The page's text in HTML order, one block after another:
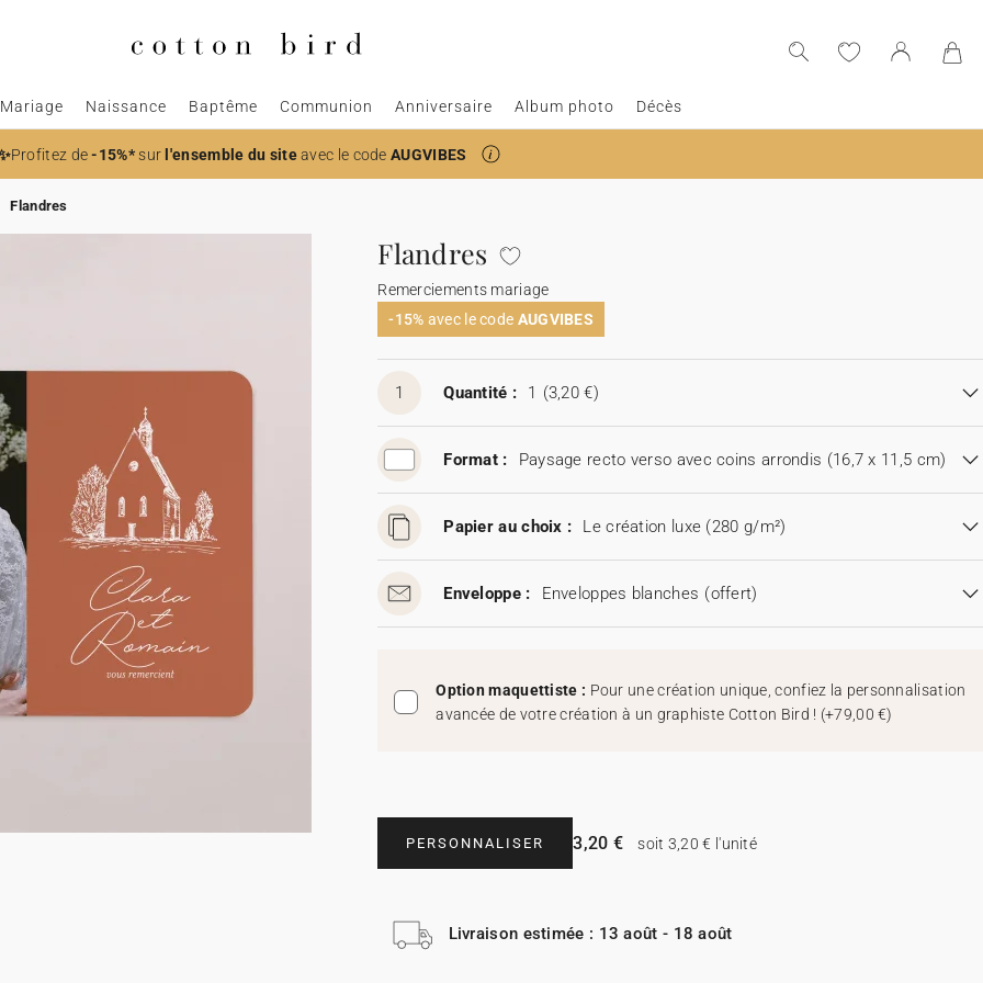
Mariage Naissance Baptême Communion Anniversaire Album photo Décès
Profitez de-15%*surl'ensemble du siteavec le code AUGVIBES
Flandres
Flandres
Remerciements mariage
-15% avec le code AUGVIBES
1 Quantité : 1 (3,20 €)
Format : Paysage recto verso avec coins arrondis (16,7 x 11,5 cm)
Papier au choix : Le création luxe (280 g/m²)
Enveloppe : Enveloppes blanches (offert)
Option maquettiste : Pour une création unique, confiez la personnalisation
avancée de votre création à un graphiste Cotton Bird ! (+79,00 €)
PERSONNALISER 3,20 € soit 3,20 € l'unité
Livraison estimée : 13 août - 18 août